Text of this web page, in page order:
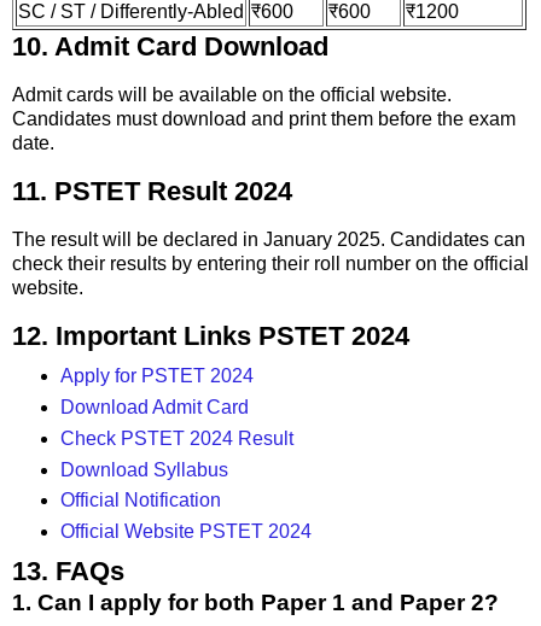
SC / ST / Differently-Abled ₹600 ₹600 ₹1200
10. Admit Card Download
Admit cards will be available on the official website.
Candidates must download and print them before the exam
date.
11. PSTET Result 2024
The result will be declared in January 2025. Candidates can
check their results by entering their roll number on the official
website.
12. Important Links PSTET 2024
Apply for PSTET 2024
Download Admit Card
Check PSTET 2024 Result
Download Syllabus
Official Notification
Official Website PSTET 2024
13. FAQs
1. Can I apply for both Paper 1 and Paper 2?